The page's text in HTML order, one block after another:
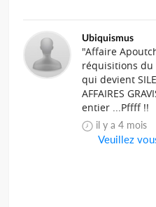
Ubiquismus
"Affaire
réquisitions du
qui devient
AFFAIRES
entier ...Pffff !!
il y a 4 mois
Veuillez